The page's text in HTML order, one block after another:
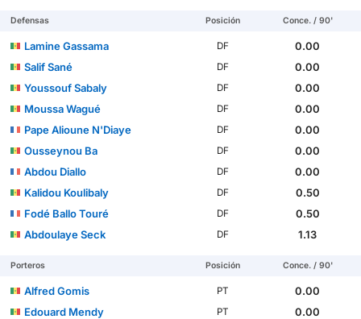
Defensas Posición Conce. / 90'
Lamine Gassama DF
0.00
Salif Sané
DF
0.00
Youssouf Sabaly
DF
0.00
Moussa Wagué
DF
0.00
Pape Alioune N'Diaye
DF
0.00
Ousseynou Ba
DF
0.00
Abdou Diallo
DF
0.00
Kalidou Koulibaly
DF
0.50
Fodé Ballo Touré
DF
0.50
Abdoulaye Seck
DF 1.13
Porteros Posición Conce. / 90'
Alfred Gomis PT
0.00
Edouard Mendy
PT
0.00